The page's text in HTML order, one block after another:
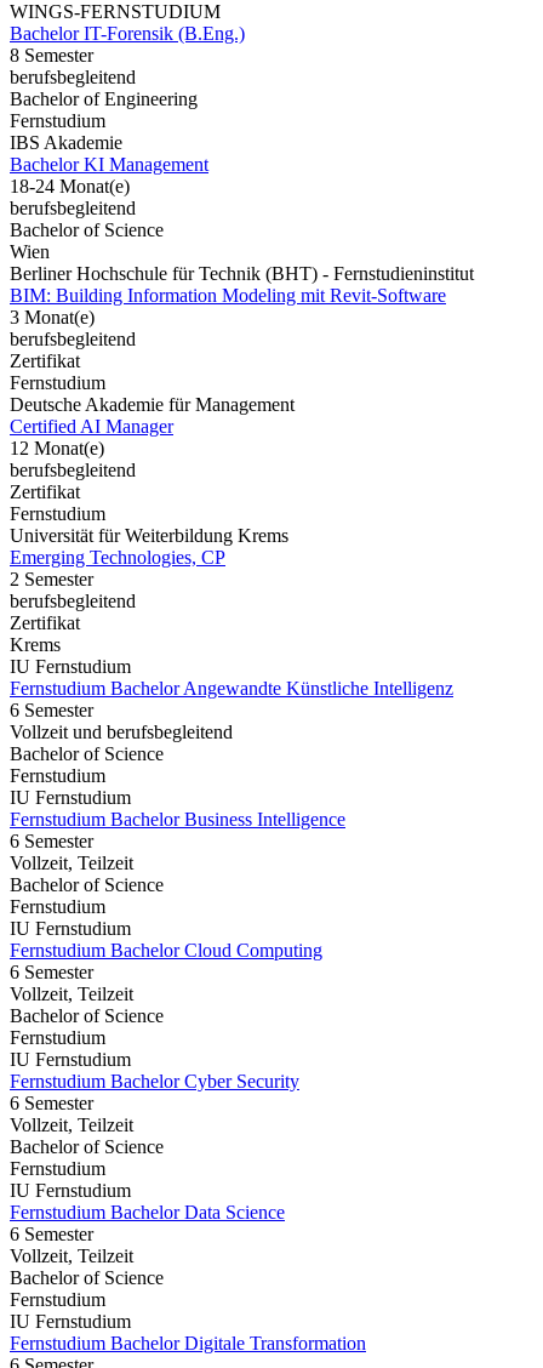
WINGS-FERNSTUDIUM
Bachelor IT-Forensik (B.Eng.)
8 Semester
berufsbegleitend
Bachelor of Engineering
Fernstudium
IBS Akademie
Bachelor KI Management
18-24 Monat(e)
berufsbegleitend
Bachelor of Science
Wien
Berliner Hochschule für Technik (BHT) - Fernstudieninstitut
BIM: Building Information Modeling mit Revit-Software
3 Monat(e)
berufsbegleitend
Zertifikat
Fernstudium
Deutsche Akademie für Management
Certified AI Manager
12 Monat(e)
berufsbegleitend
Zertifikat
Fernstudium
Universität für Weiterbildung Krems
Emerging Technologies, CP
2 Semester
berufsbegleitend
Zertifikat
Krems
IU Fernstudium
Fernstudium Bachelor Angewandte Künstliche Intelligenz
6 Semester
Vollzeit und berufsbegleitend
Bachelor of Science
Fernstudium
IU Fernstudium
Fernstudium Bachelor Business Intelligence
6 Semester
Vollzeit, Teilzeit
Bachelor of Science
Fernstudium
IU Fernstudium
Fernstudium Bachelor Cloud Computing
6 Semester
Vollzeit, Teilzeit
Bachelor of Science
Fernstudium
IU Fernstudium
Fernstudium Bachelor Cyber Security
6 Semester
Vollzeit, Teilzeit
Bachelor of Science
Fernstudium
IU Fernstudium
Fernstudium Bachelor Data Science
6 Semester
Vollzeit, Teilzeit
Bachelor of Science
Fernstudium
IU Fernstudium
Fernstudium Bachelor Digitale Transformation